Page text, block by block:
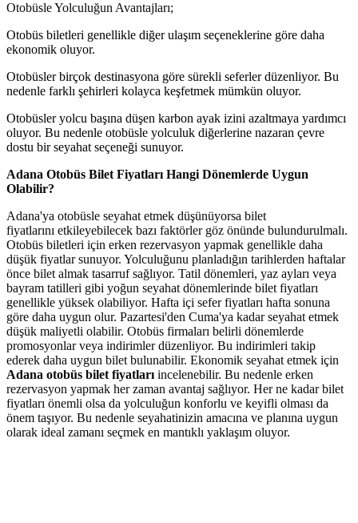
Otobüsle Yolculuğun Avantajları;
Otobüs biletleri genellikle diğer ulaşım seçeneklerine göre daha
ekonomik oluyor.
Otobüsler birçok destinasyona göre sürekli seferler düzenliyor. Bu
nedenle farklı şehirleri kolayca keşfetmek mümkün oluyor.
Otobüsler yolcu başına düşen karbon ayak izini azaltmaya yardımcı
oluyor. Bu nedenle otobüsle yolculuk diğerlerine nazaran çevre
dostu bir seyahat seçeneği sunuyor.
Adana Otobüs Bilet Fiyatları Hangi Dönemlerde Uygun
Olabilir?
Adana'ya otobüsle seyahat etmek düşünüyorsa bilet
fiyatlarını etkileyebilecek bazı faktörler göz önünde bulundurulmalı.
Otobüs biletleri için erken rezervasyon yapmak genellikle daha
düşük fiyatlar sunuyor. Yolculuğunu planladığın tarihlerden haftalar
önce bilet almak tasarruf sağlıyor. Tatil dönemleri, yaz ayları veya
bayram tatilleri gibi yoğun seyahat dönemlerinde bilet fiyatları
genellikle yüksek olabiliyor. Hafta içi sefer fiyatları hafta sonuna
göre daha uygun olur. Pazartesi'den Cuma'ya kadar seyahat etmek
düşük maliyetli olabilir. Otobüs firmaları belirli dönemlerde
promosyonlar veya indirimler düzenliyor. Bu indirimleri takip
ederek daha uygun bilet bulunabilir. Ekonomik seyahat etmek için
Adana otobüs bilet fiyatları incelenebilir. Bu nedenle erken
rezervasyon yapmak her zaman avantaj sağlıyor. Her ne kadar bilet
fiyatları önemli olsa da yolculuğun konforlu ve keyifli olması da
önem taşıyor. Bu nedenle seyahatinizin amacına ve planına uygun
olarak ideal zamanı seçmek en mantıklı yaklaşım oluyor.